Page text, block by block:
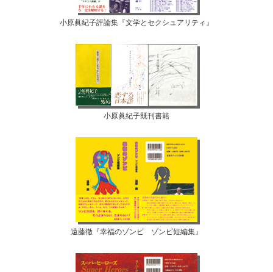
小原眞紀子評論集『文学とセクシュアリティ』
小原眞紀子既刊書籍
遠藤徹『幸福のゾンビ ゾンビ短編集』